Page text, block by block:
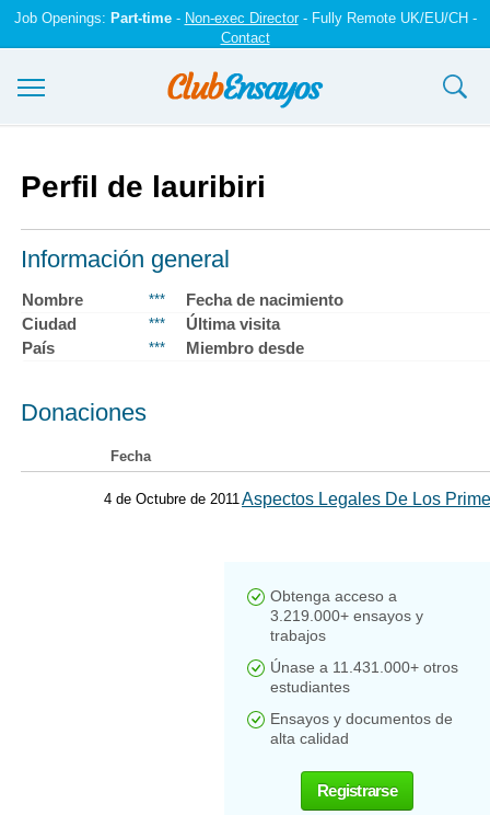
Job Openings: Part-time- Non-exec Director- Fully Remote UK/EU/CH -
Contact
Registrarse
Iniciar sesión
Contáctenos
Perfil de lauribiri
Información general
Nombre ***
Fecha de nacimiento
Ciudad
***
Última visita
País
*** Miembro desde
Donaciones
Fecha
4 de Octubre de 2011Aspectos Legales De Los
Obtenga acceso a
3.219.000+ ensayos y
trabajos
Únase a 11.431.000+ otros
estudiantes
Ensayos y documentos de
alta calidad
Registrarse